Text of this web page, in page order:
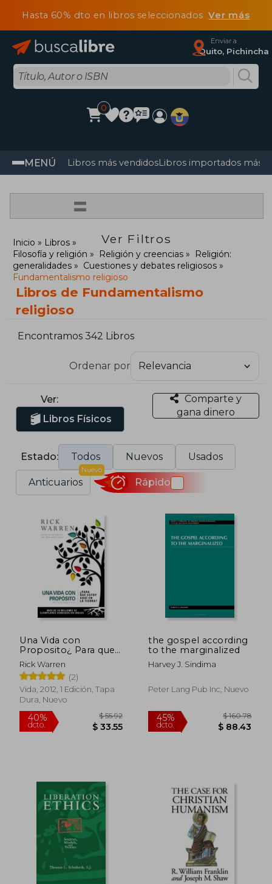
Hasta 60% dto en libros seleccionadosVer más
Enviar a
Quito, Pichincha
0
MENÚ Libros más vendidosLibros importados más
=
Ver Filtros
Inicio
Libros
Filosofía y religión
Religión y creencias
Religión:
generalidades
Cuestiones y debates religiosos
Fundamentalismo religioso
Libros de Fundamentalismo
religioso
Encontramos 342 Libros
Ordenar por
Ver:
Libros Físicos
Comparte y
gana dinero
Estado: Todos Nuevos Usados
Anticuarios
Nuevo
Rápido
Una Vida con
Proposito¿ Para que
Estoy Aqui en la
Tierra?
Rick Warren
(2)
Vida, 2012, 1 Edición, Tapa
Dura, Nuevo
40%
dcto. $ 33.55
the gospel according
to the marginalized
Harvey J. Sindima
Peter Lang Pub Inc, Nuevo
45%
dcto.